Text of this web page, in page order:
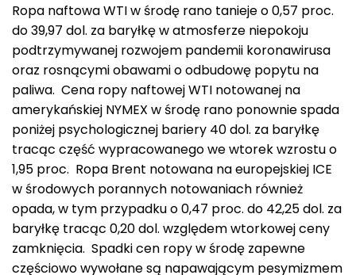
Ropa naftowa WTI w środę rano tanieje o 0,57 proc.
do 39,97 dol. za baryłkę w atmosferze niepokoju
podtrzymywanej rozwojem pandemii koronawirusa
oraz rosnącymi obawami o odbudowę popytu na
paliwa. Cena ropy naftowej WTI notowanej na
amerykańskiej NYMEX w środę rano ponownie spada
poniżej psychologicznej bariery 40 dol. za baryłkę
tracąc część wypracowanego we wtorek wzrostu o
1,95 proc. Ropa Brent notowana na europejskiej ICE
w środowych porannych notowaniach również
opada, w tym przypadku o 0,47 proc. do 42,25 dol. za
baryłkę tracąc 0,20 dol. względem wtorkowej ceny
zamknięcia. Spadki cen ropy w środę zapewne
częściowo wywołane są napawającym pesymizmem